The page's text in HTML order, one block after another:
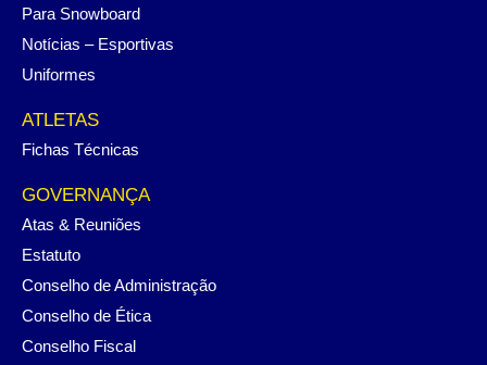
Para Snowboard
Notícias – Esportivas
Uniformes
ATLETAS
Fichas Técnicas
GOVERNANÇA
Atas & Reuniões
Estatuto
Conselho de Administração
Conselho de Ética
Conselho Fiscal